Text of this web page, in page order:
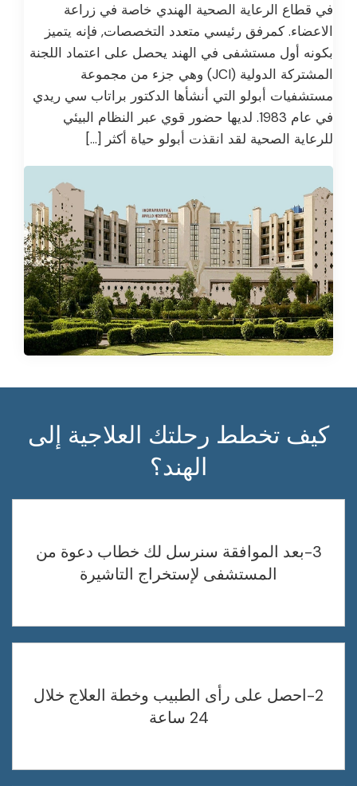
في قطاع الرعاية الصحية الهندي خاصة في زراعة
الاعضاء. كمرفق رئيسي متعدد التخصصات, فإنه يتميز
بكونه أول مستشفى في الهند يحصل على اعتماد اللجنة
المشتركة الدولية (JCI) وهي جزء من مجموعة
مستشفيات أبولو التي أنشأها الدكتور براتاب سي ريدي
في عام 1983. لديها حضور قوي عبر النظام البيئي
للرعاية الصحية لقد انقذت أبولو حياة أكثر […]
كيف تخطط رحلتك العلاجية إلى
الهند؟
3-بعد الموافقة سنرسل لك خطاب دعوة من
المستشفى لإستخراج التاشيرة
2-احصل على رأى الطبيب وخطة العلاج خلال
24 ساعة